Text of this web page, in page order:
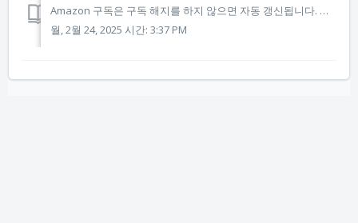
Amazon 구독은 구독 해지를 하지 않으면 자동 갱신됩니다. 앱을 더 이상 구독하고 싶지 않으면 Amazon App Store에서 언제든 해지할 수 있습니다. 또한 사용했던 지불 방법도 변경할 수 있습니다. 구독 갱신일로부터 최소 24시간 전에 구독을 취소하세요. 중요:앱을 ...
월, 2월 24, 2025 시간: 3:37 PM